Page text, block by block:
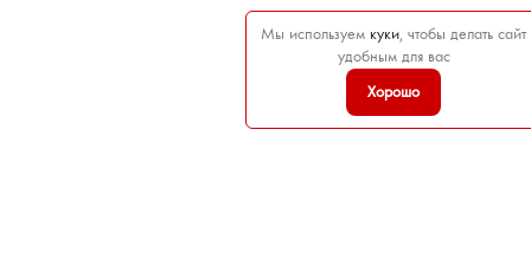
Мы используем куки , чтобы делать сайт
удобным для вас
Хорошо